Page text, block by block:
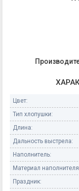
Цвет:
Тип хлопушки:
Длина:
Дальность выстрела:
Наполнитель:
Материал
Праздник: